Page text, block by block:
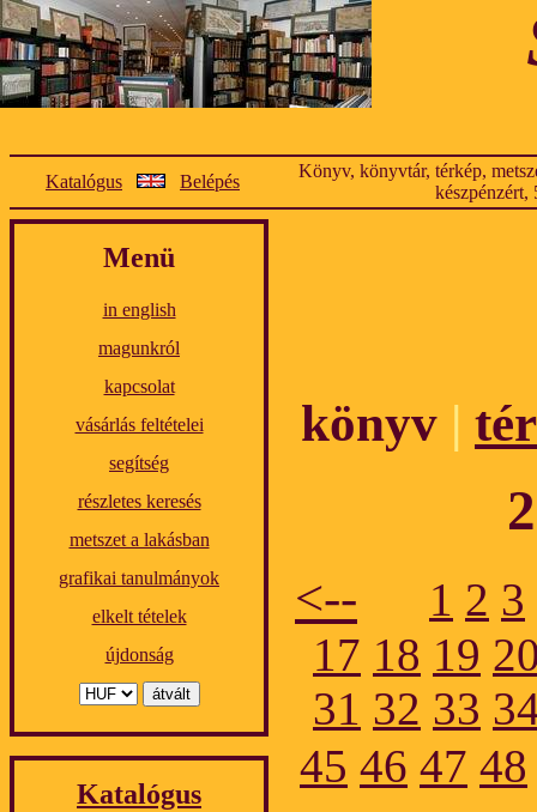
Katalógus Belépés
Könyv, könyvtár, térkép,
készpénzért,
Menü
in english
magunkról
kapcsolat
vásárlás feltételei
segítség
részletes keresés
metszet a lakásban
grafikai tanulmányok
elkelt tételek
újdonság
Katalógus
könyv |
<-- 1 2 3
17 18 19
31 32 33
45 46 47 48